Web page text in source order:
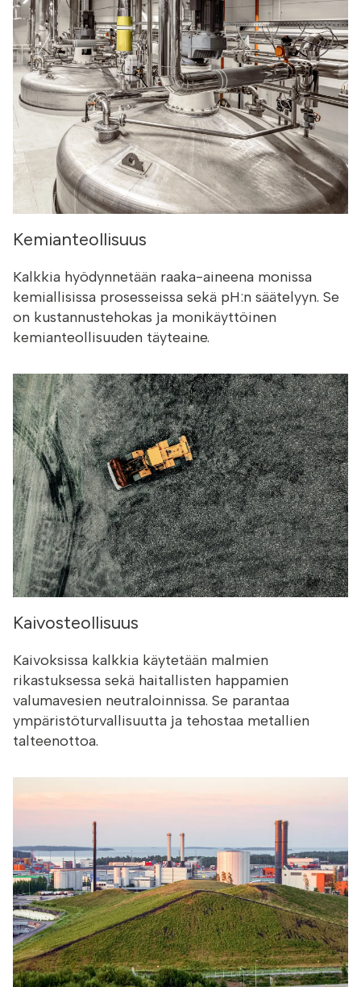
Kemianteollisuus
Kalkkia hyödynnetään raaka-aineena monissa
kemiallisissa prosesseissa sekä pH:n säätelyyn. Se
on kustannustehokas ja monikäyttöinen
kemianteollisuuden täyteaine.
Kaivosteollisuus
Kaivoksissa kalkkia käytetään malmien
rikastuksessa sekä haitallisten happamien
valumavesien neutraloinnissa. Se parantaa
ympäristöturvallisuutta ja tehostaa metallien
talteenottoa.